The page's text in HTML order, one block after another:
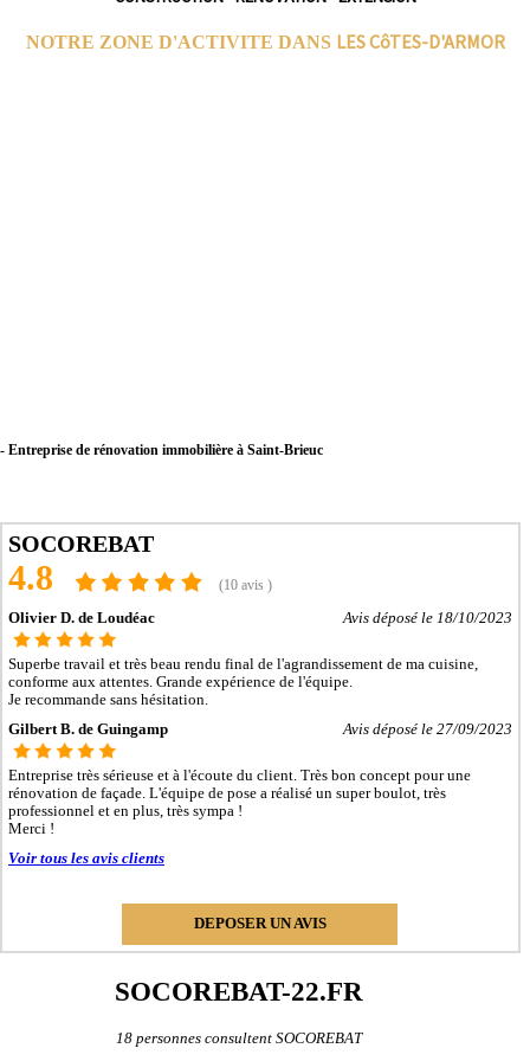
NOTRE ZONE D'ACTIVITE DANS LES CôTES-D'ARMOR
- Entreprise de rénovation immobilière à Saint-Brieuc
- Entreprise de rénovation immobilière à Dinan
- Entreprise de rénovation immobilière à Loudéac
- Entreprise de rénovation immobilière à Paimpol
- Entreprise de rénovation immobilière à Trégueux
- Entreprise de rénovation immobilière à Guingamp
- Entreprise de rénovation immobilière à Perros-Guirec
- Entreprise de rénovation immobilière à Langueux
- Entreprise de rénovation immobilière à Plédran
- Entreprise de rénovation immobilière à Ploumagoar
- Entreprise de rénovation immobilière à Yffiniac
- Entreprise de rénovation immobilière à Plouha
- Entreprise de rénovation immobilière à Bégard
- Entreprise de rénovation immobilière à Hillion
- Entreprise de rénovation immobilière à Pleumeur-Bodou
- Entreprise de rénovation immobilière à Pléneuf-Val-André
- Entreprise de rénovation immobilière à Plestin-les-Grèves
- Entreprise de rénovation immobilière à Lanvallay
- Entreprise de rénovation immobilière à Binic
- Entreprise de rénovation immobilière à Saint-Cast-le-Guildo
SOCOREBAT
4.8
(10 avis )
Olivier D. de Loudéac
Avis déposé le 18/10/2023
Superbe travail et très beau rendu final de l'agrandissement de ma cuisine,
conforme aux attentes. Grande expérience de l'équipe.
Je recommande sans hésitation.
Gilbert B. de Guingamp
Avis déposé le 27/09/2023
Entreprise très sérieuse et à l'écoute du client. Très bon concept pour une
rénovation de façade. L'équipe de pose a réalisé un super boulot, très
professionnel et en plus, très sympa !
Merci !
Voir tous les avis clients
DEPOSER UN AVIS
SOCOREBAT-22.FR
18 personnes consultent SOCOREBAT